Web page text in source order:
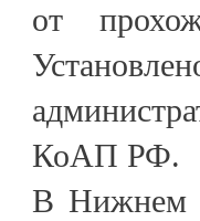
от
КоАП РФ.
В Нижнем